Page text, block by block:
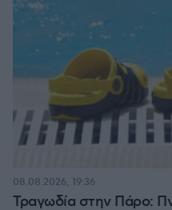
Τραγωδία στην Πάρο:
08.08.2026, 19:36